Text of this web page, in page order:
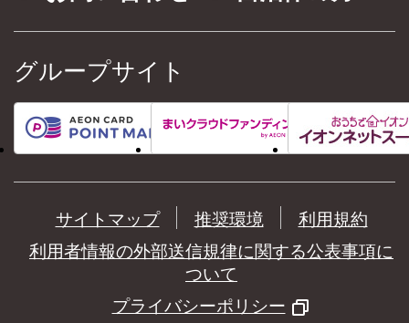
グループサイト
サイトマップ 推奨環境
利用規約
利用者情報の外部送信規律に関する公表事項に
ついて
プライバシーポリシー